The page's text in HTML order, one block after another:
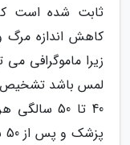
ثابت شده است که
کاهش اندازه
زیرا ماموگرافی می
لمس باشد تشخیص
40 تا 50